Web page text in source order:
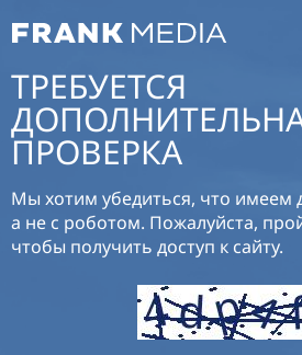
ТРЕБУЕТСЯ
ПРОВЕРКА
Мы хотим убедиться, что имеем
а не с роботом. Пожалуйста,
чтобы получить доступ к сайту.